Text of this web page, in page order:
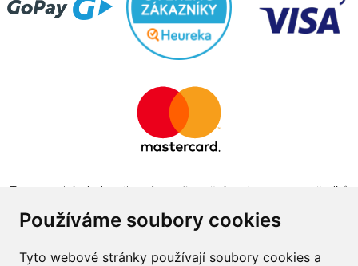
Používáme soubory cookies
Tyto webové stránky používají soubory cookies a
Tento projekt byl realizován za finanční podpory z prostředků
obchodu v programu The Country for the Future